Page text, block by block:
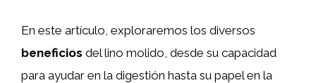
En este artículo, exploraremos los diversos
beneficios del lino molido, desde su capacidad
para ayudar en la digestión hasta su papel en la